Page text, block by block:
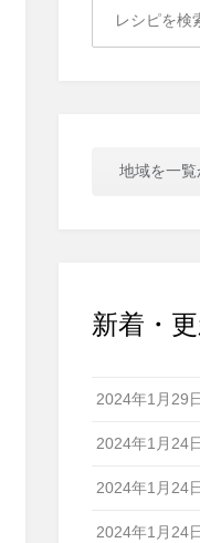
地域を一
新着・
2024年1月29日
2024年1月24日
2024年1月24日
2024年1月24日